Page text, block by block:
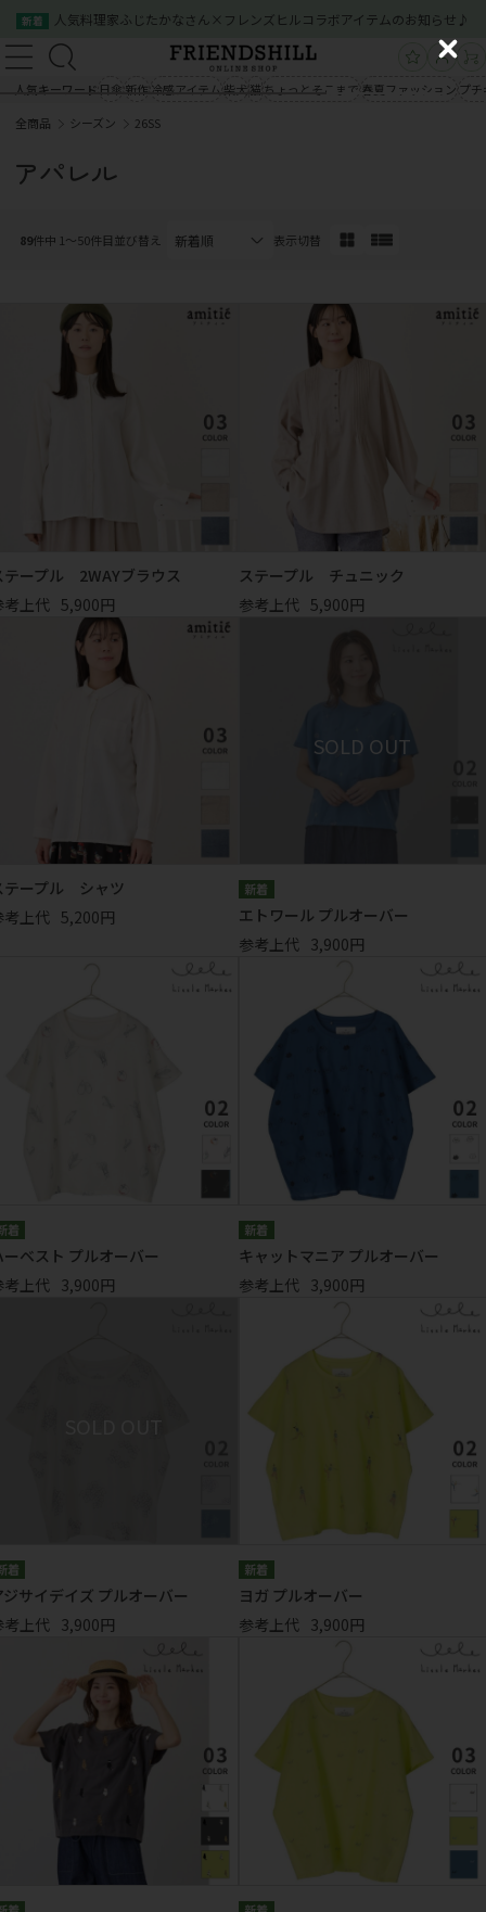
商品一覧
会社概要
03-5534-0100
新着 人気料理家ふじたかなさん×フレンズヒルコラボアイテムのお知らせ♪
人気キーワード 日傘 新作 冷感アイテム 柴犬猫 ちょっとそこまで 春夏ファッション プ
クイックオーダー
03-5534-0100
全商品 シーズン 26SS
アパレル
89件中 1〜50件目並び替え 表示切替
テープル 2WAYブラウス
考上代 5,900円
ステープル チュニック
参考上代 5,900円
テープル シャツ
考上代 5,200円
エトワール プルオーバー
参考上代 3,900円
ーベスト プルオーバー
考上代 3,900円
キャットマニア プルオーバー
参考上代 3,900円
ジサイデイズ プルオーバー
考上代 3,900円
ヨガ プルオーバー
参考上代 3,900円
C
l